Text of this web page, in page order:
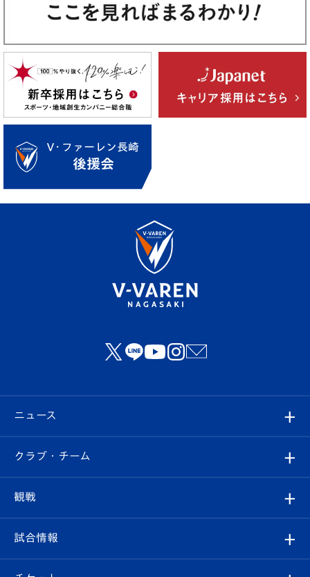
ニュース
すべて
クラブ
試合情報
クラブ・チーム
クラブ概要
観戦
観戦ルール
試合情報